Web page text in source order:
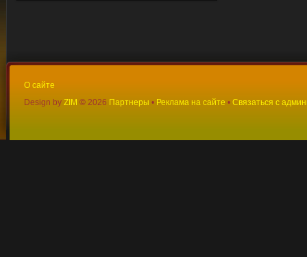
О сайте
Design by ZIM © 2026 Партнеры • Реклама на сайте • Связаться с